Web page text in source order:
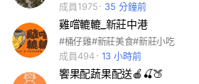
成員1975
35 分鐘前
雞嚐轆轆_新莊中港
#桶仔雞#新莊美食#新莊小吃
成員494
13 小時前
饗果配蔬果配送🍎🍒🍑